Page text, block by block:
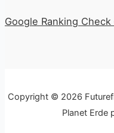
Google Ranking
Copyright © 2026
Planet Erde